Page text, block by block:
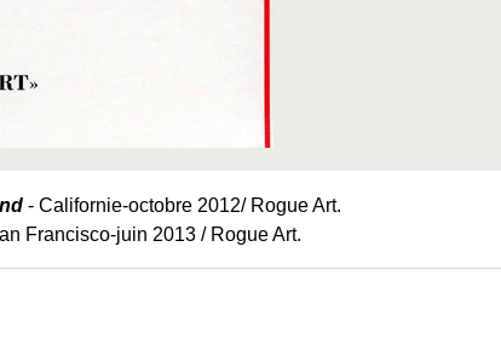
- Californie-octobre 2012/ Rogue Art.
Francisco-juin 2013 / Rogue Art.